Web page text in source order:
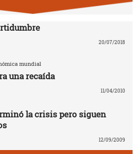
20/07/2018
mundial
una recaída
11/04/2010
la crisis pero siguen
12/09/2009